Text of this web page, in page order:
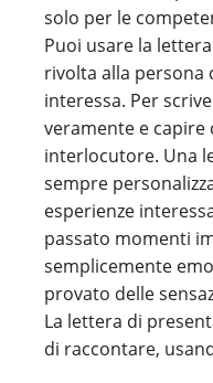
solo per le
Puoi usare la
rivolta alla persona
interessa. Per
veramente e capire
interlocutore. Una
sempre
esperienze
passato momenti
semplicemente
provato delle
La lettera di
di raccontare,